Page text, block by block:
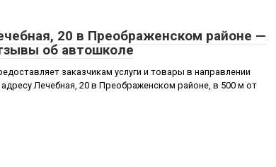
20 в Преображенском районе —
об автошколе
заказчикам услуги и товары в направлении
Лечебная, 20 в Преображенском районе, в 500 м от